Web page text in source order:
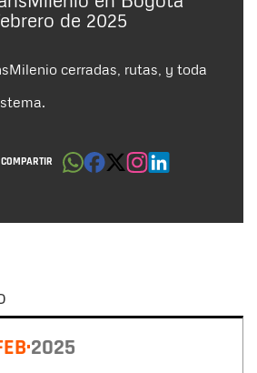
de 2025
cerradas, rutas, y toda
2025